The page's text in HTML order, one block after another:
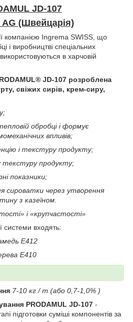
JD-107
AG (Швейцарія)
компанією Ingrema SWISS, що
і виробництві спеціальних
в харчовій
JD-107 розроблена
свіжих сирів, крем-сиру,
обробці і формує
впливів;
і текстуру продукту;
текстуру продукту;
показники;
сироватки через утворення
з казеїном.
і «крупчастості»
системи входять:
Е412
Е410
7-10 кг / т (або 0,7-1,0% )
PRODAMUL JD-107 -
підготовки суміші компонентів за